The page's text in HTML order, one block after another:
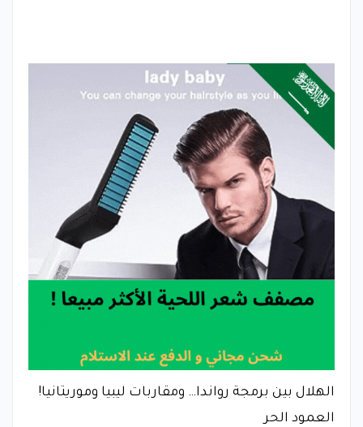
الهلال بين برمجة رواندا… ومقاربات ليبيا وموريتانيا!
العمود الحر